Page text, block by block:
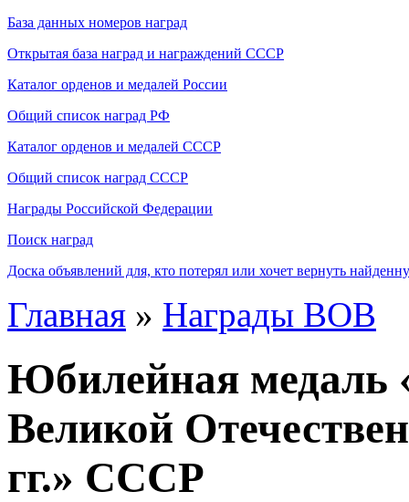
База данных номеров наград
Открытая база наград и награждений СССР
Каталог орденов и медалей России
Общий список наград РФ
Каталог орденов и медалей СССР
Общий список наград СССР
Награды Российской Федерации
Поиск наград
Доска объявлений для, кто потерял или хочет вернуть
Главная » Награды ВОВ
Юбилейная медаль
Великой
гг.» СССР